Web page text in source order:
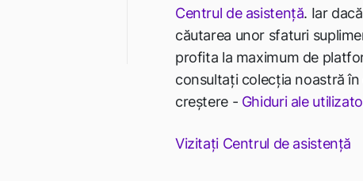
Centrul de asistență. Iar
căutarea unor sfaturi
profita la maximum de
consultați colecția noastră
creștere - Ghiduri ale
Vizitați Centrul de asistență